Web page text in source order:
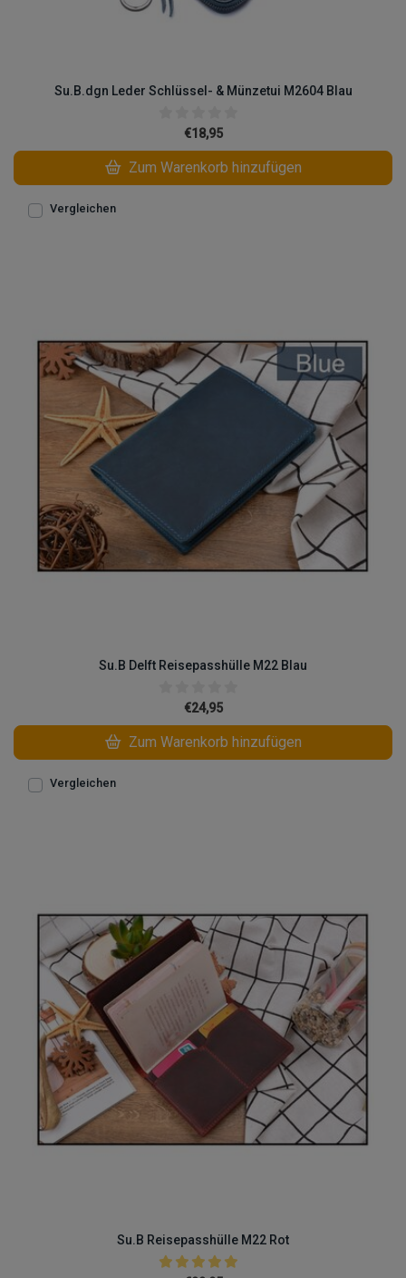
Su.B.dgn Leder Schlüssel- & Münzetui M2604 Blau
€18,95
Zum Warenkorb hinzufügen
Vergleichen
Su.B Delft Reisepasshülle M22 Blau
€24,95
Zum Warenkorb hinzufügen
Vergleichen
Su.B Reisepasshülle M22 Rot